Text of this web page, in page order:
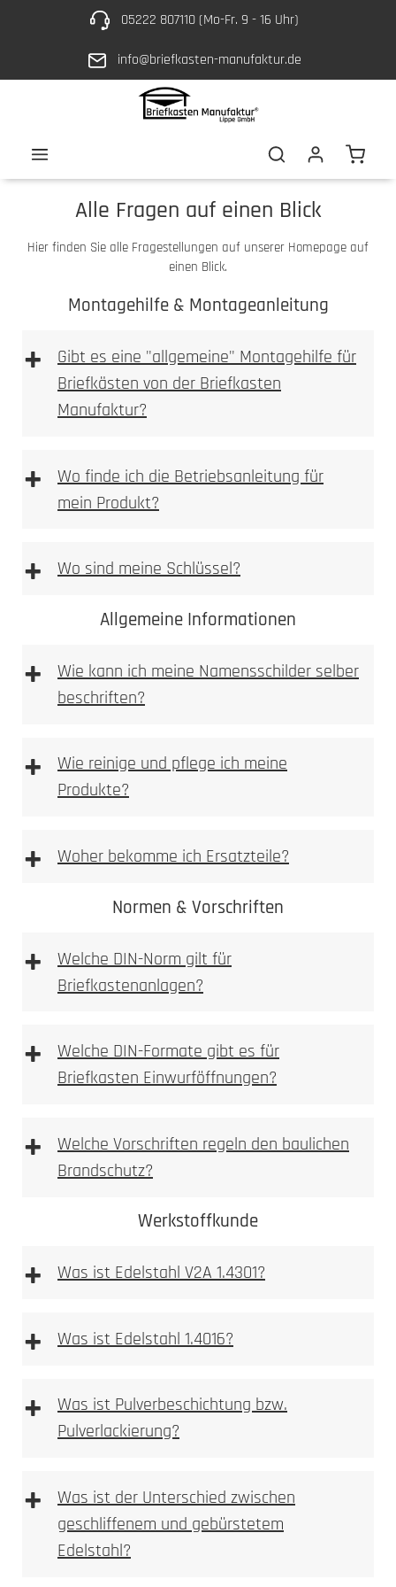
Zum Hauptinhalt springen05222 807110 (Mo-Fr. 9 - 16 Uhr)
info@briefkasten-manufaktur.de
Alle Fragen auf einen Blick
Hier finden Sie alle Fragestellungen auf unserer Homepage auf
einen Blick.
Montagehilfe & Montageanleitung
+
Gibt es eine "allgemeine" Montagehilfe für
Briefkästen von der Briefkasten
Manufaktur?
+
Wo finde ich die Betriebsanleitung für
mein Produkt?
+ Wo sind meine Schlüssel?
Allgemeine Informationen
+
Wie kann ich meine Namensschilder selber
beschriften?
Vorlage Sicherheits Namensschild Typ 1 [PDF
+
Wie reinige und pflege ich meine
Produkte?
+ Woher bekomme ich Ersatzteile?
Ersatzteilshop
Normen & Vorschriften
+
Welche DIN-Norm gilt für
Briefkastenanlagen?
+
Welche DIN-Formate gibt es für
Briefkasten Einwurföffnungen?
+
Welche Vorschriften regeln den baulichen
Brandschutz?
Werkstoffkunde
+ Was ist Edelstahl V2A 1.4301?
+ Was ist Edelstahl 1.4016?
Gegensatz zum austenitischen Stahlsorten stark
magnetisch.
+
Was ist Pulverbeschichtung bzw.
Pulverlackierung?
+
Was ist der Unterschied zwischen
geschliffenem und gebürstetem
Edelstahl?